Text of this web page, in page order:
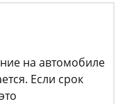
на автомобиле
Если срок